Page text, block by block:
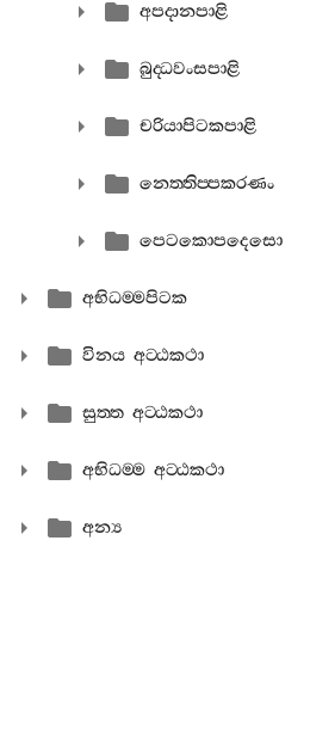
අපදානපාළි
බුද‍්ධවංසපාළි
චරියාපිටකපාළි
නෙත‍්තිප‍්පකරණං
පෙටකොපදෙසො
අභිධම‍්මපිටක
විනය අට‍්ඨකථා
සුත‍්ත අට‍්ඨකථා
අභිධම‍්ම අට‍්ඨකථා
අන්‍ය